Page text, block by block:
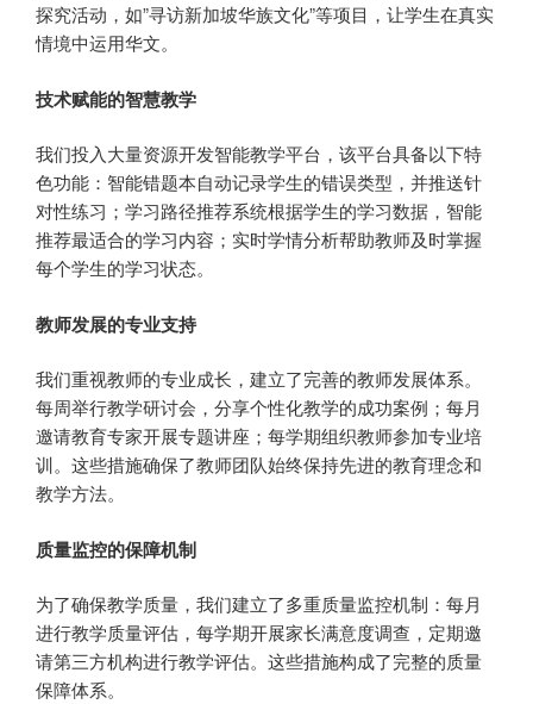
探究活动，如”寻访新加坡华族文化”等项目，让学生在真实
情境中运用华文。
技术赋能的智慧教学
我们投入大量资源开发智能教学平台，该平台具备以下特
色功能：智能错题本自动记录学生的错误类型，并推送针
对性练习；学习路径推荐系统根据学生的学习数据，智能
推荐最适合的学习内容；实时学情分析帮助教师及时掌握
每个学生的学习状态。
教师发展的专业支持
我们重视教师的专业成长，建立了完善的教师发展体系。
每周举行教学研讨会，分享个性化教学的成功案例；每月
邀请教育专家开展专题讲座；每学期组织教师参加专业培
训。这些措施确保了教师团队始终保持先进的教育理念和
教学方法。
质量监控的保障机制
为了确保教学质量，我们建立了多重质量监控机制：每月
进行教学质量评估，每学期开展家长满意度调查，定期邀
请第三方机构进行教学评估。这些措施构成了完整的质量
保障体系。